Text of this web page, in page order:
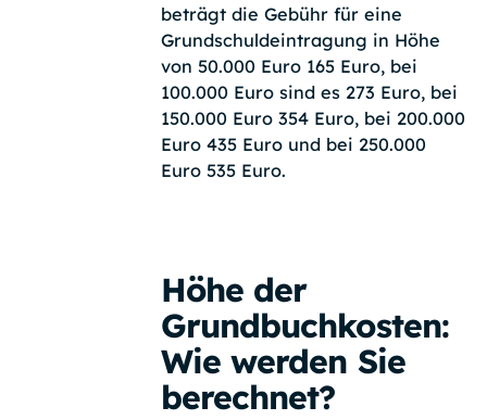
beträgt die Gebühr für eine
Grundschuldeintragung in Höhe
von 50.000 Euro 165 Euro, bei
100.000 Euro sind es 273 Euro, bei
150.000 Euro 354 Euro, bei 200.000
Euro 435 Euro und bei 250.000
Euro 535 Euro.
Höhe der
Grundbuchkosten:
Wie werden Sie
berechnet?